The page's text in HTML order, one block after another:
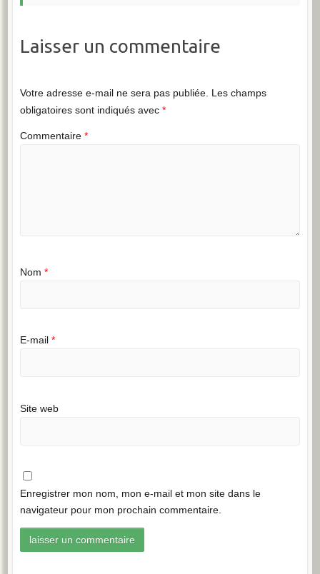
Laisser un commentaire
Votre adresse e-mail ne sera pas publiée. Les champs
obligatoires sont indiqués avec *
Commentaire *
Nom *
E-mail *
Site web
Enregistrer mon nom, mon e-mail et mon site dans le
navigateur pour mon prochain commentaire.